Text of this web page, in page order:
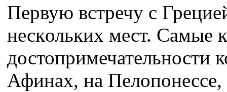
Первую встречу с
нескольких мест. Самые
достопримечательности
Афинах, на